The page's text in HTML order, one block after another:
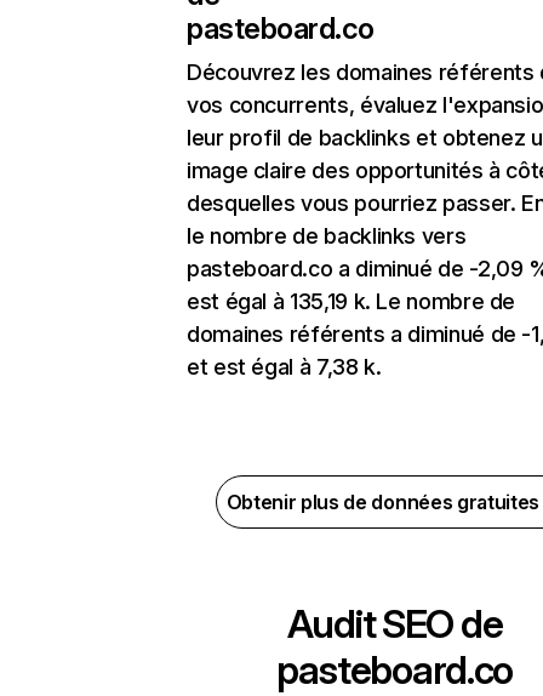
pasteboard.co
Découvrez les domaines référents
vos concurrents, évaluez
leur profil de backlinks et obtenez
image claire des opportunités à
desquelles vous pourriez passer.
le nombre de backlinks vers
pasteboard.co a diminué de -2,09
est égal à 135,19 k. Le nombre de
domaines référents a diminué de -
et est égal à 7,38 k.
Obtenir plus de données
Audit SEO de
pasteboard.co